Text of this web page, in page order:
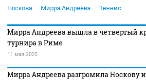
Носкова Мирра Андреева Теннис
Мирра Андреева вышла в четвертый
турнира в Риме
11 мая 2025
Мирра Андреева разгромила Носкову